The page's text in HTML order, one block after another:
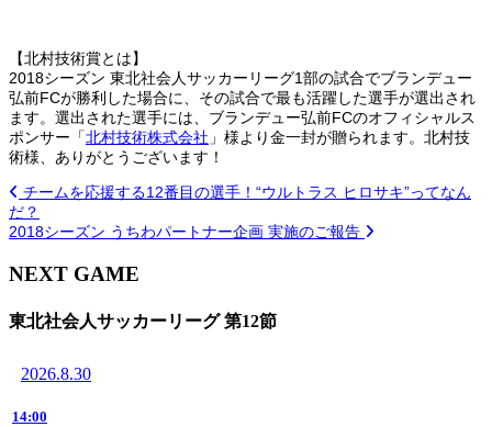
【北村技術賞とは】
2018シーズン 東北社会人サッカーリーグ1部の試合でブランデュー
弘前FCが勝利した場合に、その試合で最も活躍した選手が選出され
ます。選出された選手には、ブランデュー弘前FCのオフィシャルス
ポンサー「北村技術株式会社 」様より金一封が贈られます。北村技
術様、ありがとうございます！
チームを応援する12番目の選手！“ウルトラス ヒロサキ”ってなん
だ？
2018シーズン うちわパートナー企画 実施のご報告
NEXT GAME
東北社会人サッカーリーグ 第12節
2026.8.30
14:00